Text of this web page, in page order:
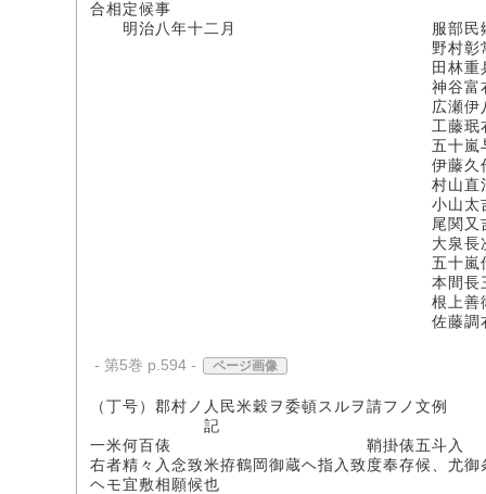
合相定候事
明治八年十二月 服部民
野村彰
田林重兵
神谷富右衛
広瀬伊八
工藤珉右衛
五十嵐与五右
伊藤久
村山直
小山太
尾関又
大泉長次
五十嵐伝兵
本間長三
根上善
佐藤調右衛
- 第5巻 p.594 - ページ画像
（丁号）郡村ノ人民米穀ヲ委頓スルヲ請フノ文例
記
一米何百俵 鞘掛俵五斗入
右者精々入念致米拵鶴岡御蔵ヘ指入致度奉存候、尤
ヘモ宜敷相願候也